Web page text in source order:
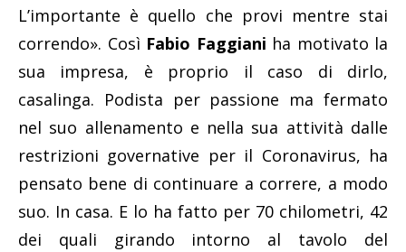
L’importante è quello che provi mentre stai
correndo». Così Fabio Faggiani ha motivato la
sua impresa, è proprio il caso di dirlo,
casalinga. Podista per passione ma fermato
nel suo allenamento e nella sua attività dalle
restrizioni governative per il Coronavirus, ha
pensato bene di continuare a correre, a modo
suo. In casa. E lo ha fatto per 70 chilometri, 42
dei quali girando intorno al tavolo del